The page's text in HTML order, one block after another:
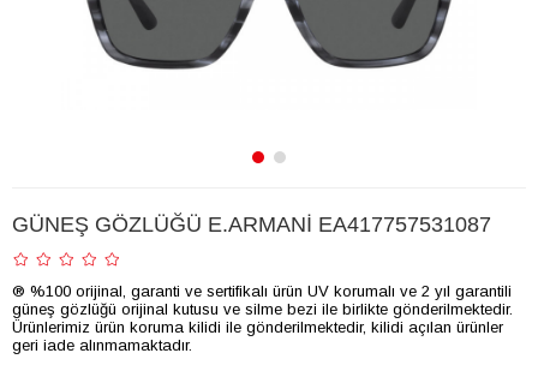
GÜNEŞ GÖZLÜĞÜ E.ARMANİ EA417757531087
® %100 orijinal, garanti ve sertifikalı ürün UV korumalı ve 2 yıl garantili
güneş gözlüğü orijinal kutusu ve silme bezi ile birlikte gönderilmektedir.
Ürünlerimiz ürün koruma kilidi ile gönderilmektedir, kilidi açılan ürünler
geri iade alınmamaktadır.